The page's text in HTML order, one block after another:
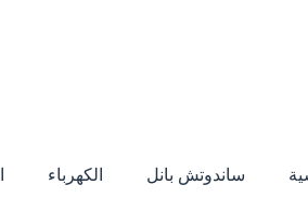
ساندوتش بانل الكهرباء